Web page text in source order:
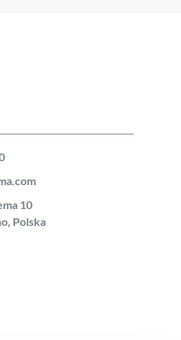
10
Polska